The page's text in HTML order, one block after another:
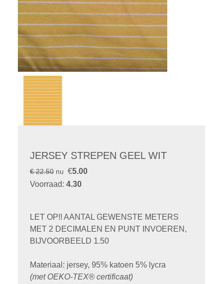
JERSEY STREPEN GEEL WIT
€ 22.50 nu €5.00
Voorraad: 4.30
LET OP!! AANTAL GEWENSTE METERS
MET 2 DECIMALEN EN PUNT INVOEREN,
BIJVOORBEELD 1.50
Materiaal: jersey, 95% katoen 5% lycra
(metOEKO-TEX® certificaat)